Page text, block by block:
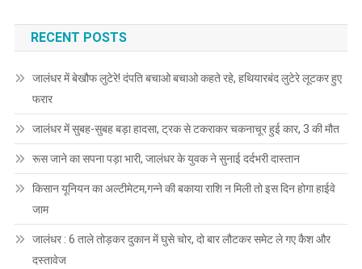
RECENT POSTS
जालंधर में बेखौफ लुटेरे! दंपति बचाओ बचाओ कहते रहे, हथियारबंद लुटेरे लूटकर हुए
फरार
जालंधर में सुबह-सुबह बड़ा हादसा, ट्रक से टकराकर चकनाचूर हुई कार, 3 की मौत
रूस जाने का सपना पड़ा भारी, जालंधर के युवक ने सुनाई दर्दभरी दास्तान
किसान यूनियन का अल्टीमेटम,गन्ने की बकाया राशि न मिली तो इस दिन होगा हाईवे
जाम
जालंधर : 6 ताले तोड़कर दुकान में घुसे चोर, दो बार लौटकर समेट ले गए कैश और
दस्तावेज